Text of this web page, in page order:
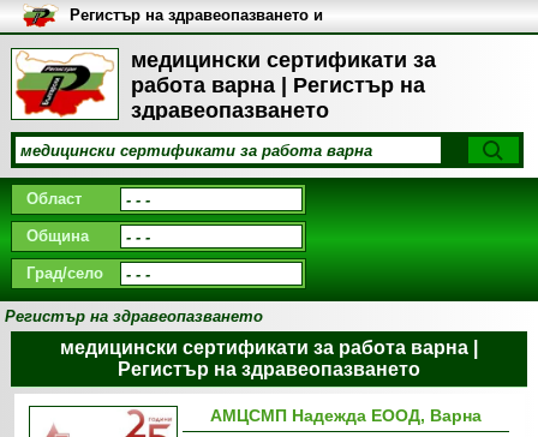
медицински сертификати за
работа варна | Регистър на
здравеопазването
Регистър на здравеопазването и
медицинските заведения в
България
Област
Община
Град/село
Регистър на здравеопазването
медицински сертификати за работа варна |
Регистър на здравеопазването
АМЦСМП Надежда ЕООД, Варна